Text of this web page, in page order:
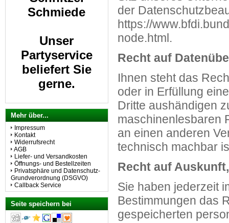
der
https://
node.html .
Recht auf
Ihnen steht das
oder in Erfüllung
Dritte aushändigen
maschinenlesbaren
an einen anderen
technisch machbar
Recht auf
Sie haben jederzeit
Bestimmungen das
gespeicherten
Unser
Partyservice
beliefert Sie
gerne.
Alle Schnitzel
auch vom Kalb
Mehr über...
Impressum
Kontakt
Widerrufsrecht
AGB
Liefer- und Versandkosten
Öffnungs- und Bestellzeiten
Privatsphäre und Datenschutz-
Grundverordnung (DSGVO)
Callback Service
Seite speichern bei